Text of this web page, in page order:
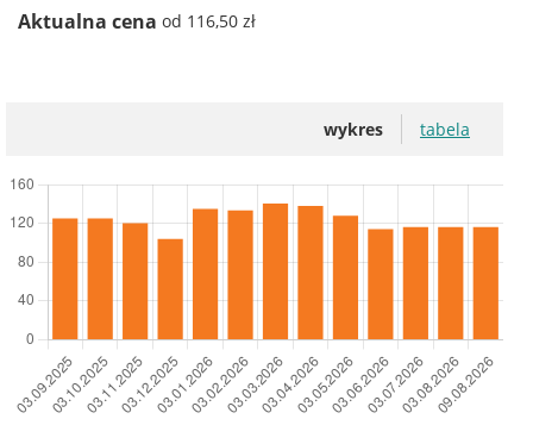
Aktualna cena od 116,50 zł
wykres tabela